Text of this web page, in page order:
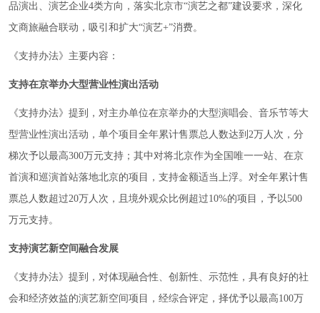
品演出、演艺企业4类方向，落实北京市“演艺之都”建设要求，深化
文商旅融合联动，吸引和扩大“演艺+”消费。
《支持办法》主要内容：
支持在京举办大型营业性演出活动
《支持办法》提到，对主办单位在京举办的大型演唱会、音乐节等大
型营业性演出活动，单个项目全年累计售票总人数达到2万人次，分
梯次予以最高300万元支持；其中对将北京作为全国唯一一站、在京
首演和巡演首站落地北京的项目，支持金额适当上浮。对全年累计售
票总人数超过20万人次，且境外观众比例超过10%的项目，予以500
万元支持。
支持演艺新空间融合发展
《支持办法》提到，对体现融合性、创新性、示范性，具有良好的社
会和经济效益的演艺新空间项目，经综合评定，择优予以最高100万